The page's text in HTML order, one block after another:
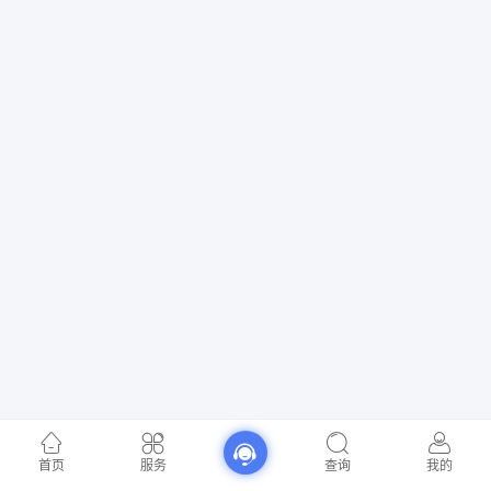
首页 服务 查询 我的